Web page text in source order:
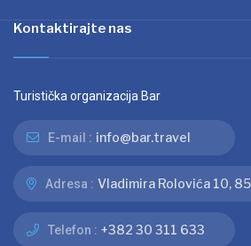
Kontaktirajte nas
Turistička organizacija Bar
E-mail : info@bar.travel
Adresa : Vladimira Rolovića 10,
Telefon : +382 30 311 633